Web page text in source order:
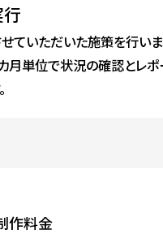
ていただいた施策を行いま
月単位で状況の確認とレポ
作料金